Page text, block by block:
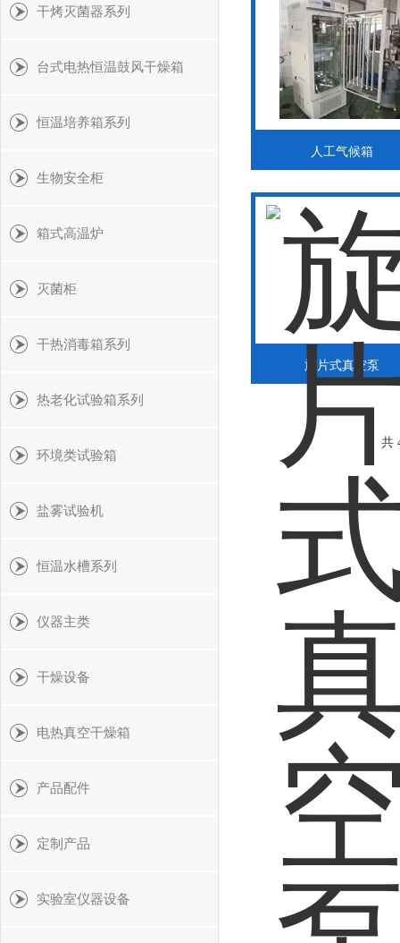
干烤灭菌器系列
台式电热恒温鼓风干燥箱
恒温培养箱系列
生物安全柜
箱式高温炉
灭菌柜
干热消毒箱系列
热老化试验箱系列
环境类试验箱
盐雾试验机
恒温水槽系列
仪器主类
干燥设备
电热真空干燥箱
产品配件
定制产品
实验室仪器设备
人工气候箱
旋片式真空泵
共